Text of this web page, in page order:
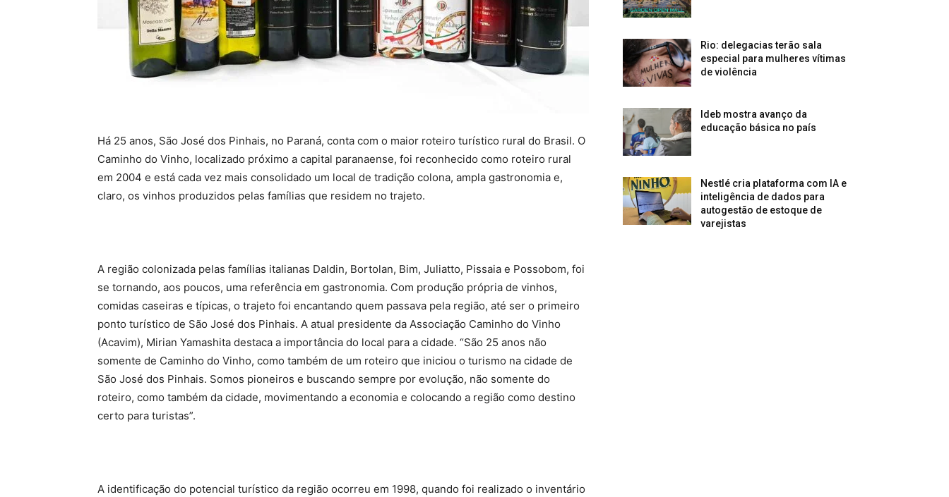
Há 25 anos, São José dos Pinhais, no Paraná, conta com o maior roteiro turístico rural do Brasil. O
Caminho do Vinho, localizado próximo a capital paranaense, foi reconhecido como roteiro rural
em 2004 e está cada vez mais consolidado um local de tradição colona, ampla gastronomia e,
claro, os vinhos produzidos pelas famílias que residem no trajeto.
A região colonizada pelas famílias italianas Daldin, Bortolan, Bim, Juliatto, Pissaia e Possobom, foi
se tornando, aos poucos, uma referência em gastronomia. Com produção própria de vinhos,
comidas caseiras e típicas, o trajeto foi encantando quem passava pela região, até ser o primeiro
ponto turístico de São José dos Pinhais. A atual presidente da Associação Caminho do Vinho
(Acavim), Mirian Yamashita destaca a importância do local para a cidade. “São 25 anos não
somente de Caminho do Vinho, como também de um roteiro que iniciou o turismo na cidade de
São José dos Pinhais. Somos pioneiros e buscando sempre por evolução, não somente do
roteiro, como também da cidade, movimentando a economia e colocando a região como destino
certo para turistas”.
A identificação do potencial turístico da região ocorreu em 1998, quando foi realizado o inventário
Rio: delegacias terão sala
especial para mulheres vítimas
de violência
Ideb mostra avanço da
educação básica no país
Nestlé cria plataforma com IA e
inteligência de dados para
autogestão de estoque de
varejistas